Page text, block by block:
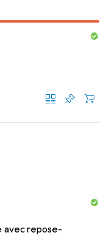
avec repose-